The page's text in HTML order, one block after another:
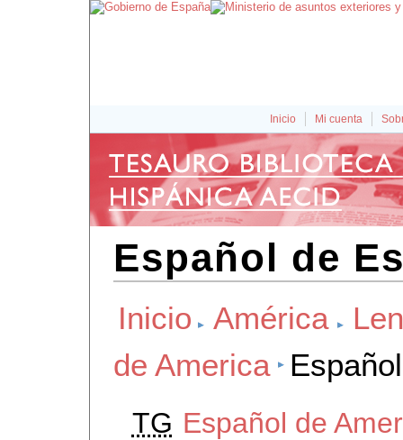
Inicio Mi cuenta
Español de
Inicio América
de America
TG Español de